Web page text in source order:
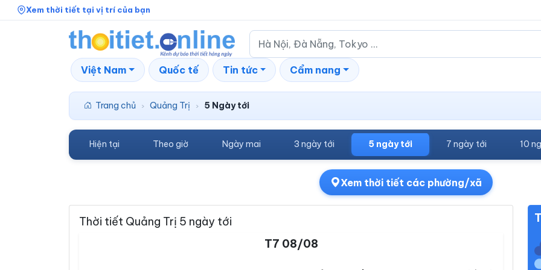
Xem thời tiết tại vị trí của bạn
Việt Nam Quốc tế Tin tức Cẩm nang
Trang chủ › Quảng Trị › 5 Ngày tới
Hiện tại Theo giờ Ngày mai 3 ngày tới 5 ngày tới 7 ngày tới 10
Xem thời tiết các phường/xã
Thời tiết Quảng Trị 5 ngày tới
T7 08/08